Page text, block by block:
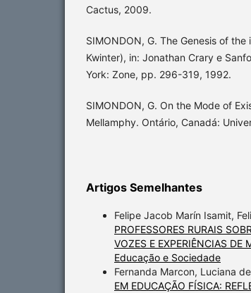
Cactus, 2009.
SIMONDON, G. The Genesis of
Kwinter), in: Jonathan Crary e
York: Zone, pp. 296-319, 1992.
SIMONDON, G. On the Mode of
Mellamphy. Ontário, Canadá:
Artigos Semelhantes
Felipe Jacob Marín Isamit,
PROFESSORES RURAIS
VOZES E EXPERIÊNCIAS DE
Educação e Sociedade
Fernanda Marcon, Luciana
EM EDUCAÇÃO FÍSICA: